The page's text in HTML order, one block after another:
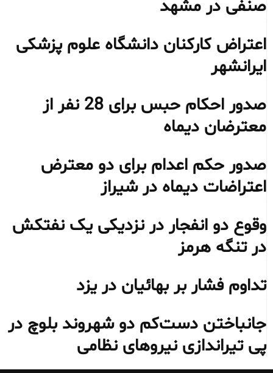
صنفی در مشهد
اعتراض کارکنان دانشگاه علوم پزشکی
ایرانشهر
صدور احکام حبس برای 28 نفر از
معترضان دیماه
صدور حکم اعدام برای دو معترض
اعتراضات دیماه در شیراز
وقوع دو انفجار در نزدیکی یک نفتکش
در تنگه هرمز
تداوم فشار بر بهائیان در یزد
جانباختن دست‌کم دو شهروند بلوچ در
پی تیراندازی نیروهای نظامی